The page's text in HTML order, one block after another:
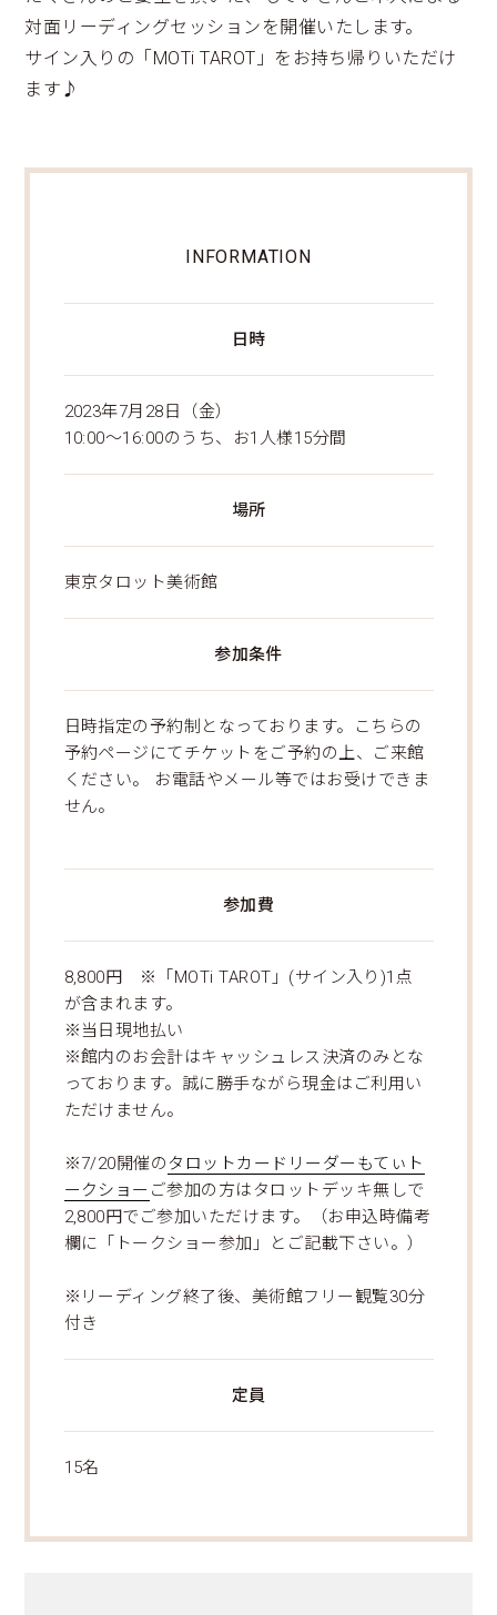
対面リーディングセッションを開催いたします。
サイン入りの「MOTi TAROT」をお持ち帰りいただけ
ます♪
INFORMATION
日時
2023年7月28日（金）
10:00～16:00のうち、お1人様15分間
場所
東京タロット美術館
参加条件
日時指定の予約制となっております。こちらの
予約ページにてチケットをご予約の上、ご来館
ください。 お電話やメール等ではお受けできま
せん。
参加費
8,800円 ※「MOTi TAROT」(サイン入り)1点
が含まれます。
※当日現地払い
※館内のお会計はキャッシュレス決済のみとな
っております。誠に勝手ながら現金はご利用い
ただけません。
※7/20開催の タロットカードリーダーもてぃト
ークショー ご参加の方はタロットデッキ無しで
2,800円でご参加いただけます。（お申込時備考
欄に「トークショー参加」とご記載下さい。）
※リーディング終了後、美術館フリー観覧30分
付き
定員
15名